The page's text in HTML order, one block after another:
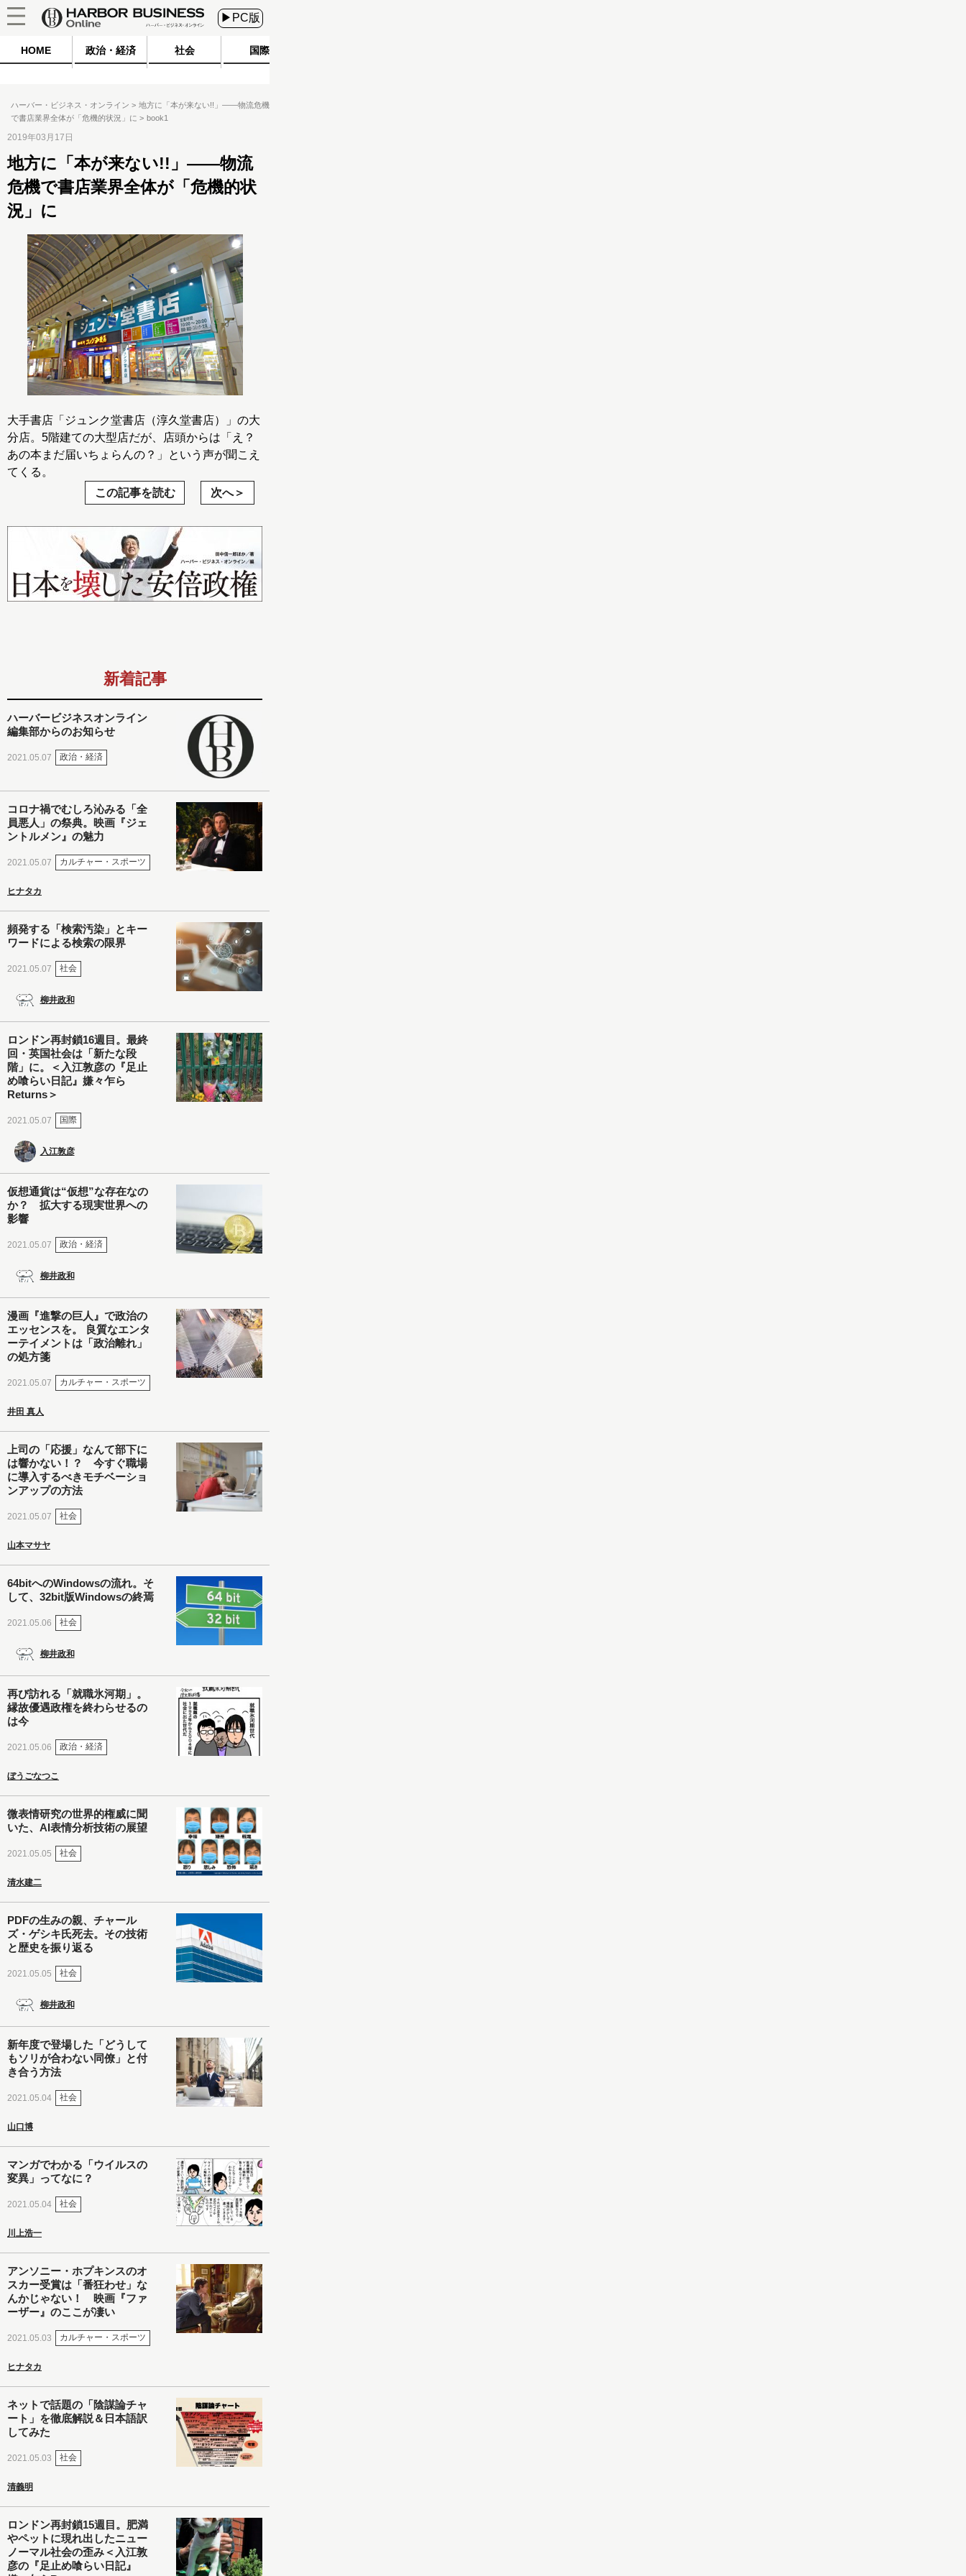
▶PC版
HOME 政治・経済 社会 国際
ハーバー・ビジネス・オンライン
地方に「本が来ない!!」――物流危機
で書店業界全体が「危機的状況」に
book1
2019年03月17日
地方に「本が来ない!!」――物流
危機で書店業界全体が「危機的状
況」に
大手書店「ジュンク堂書店（淳久堂書店）」の大
分店。5階建ての大型店だが、店頭からは「え？
あの本まだ届いちょらんの？」という声が聞こえ
てくる。
この記事を読む
次へ
新着記事
ハーバービジネスオンライン
編集部からのお知らせ
2021.05.07 政治・経済
コロナ禍でむしろ沁みる「全
員悪人」の祭典。映画『ジェ
ントルメン』の魅力
2021.05.07 カルチャー・スポーツ
ヒナタカ
頻発する「検索汚染」とキー
ワードによる検索の限界
2021.05.07 社会
柳井政和
ロンドン再封鎖16週目。最終
回・英国社会は「新たな段
階」に。＜入江敦彦の『足止
め喰らい日記』嫌々乍ら
Returns＞
2021.05.07 国際
入江敦彦
仮想通貨は“仮想”な存在なの
か？ 拡大する現実世界への
影響
2021.05.07 政治・経済
柳井政和
漫画『進撃の巨人』で政治の
エッセンスを。 良質なエンタ
ーテイメントは「政治離れ」
の処方箋
2021.05.07 カルチャー・スポーツ
井田 真人
上司の「応援」なんて部下に
は響かない！？ 今すぐ職場
に導入するべきモチベーショ
ンアップの方法
2021.05.07 社会
山本マサヤ
64bitへのWindowsの流れ。そ
して、32bit版Windowsの終焉
2021.05.06 社会
柳井政和
再び訪れる「就職氷河期」。
縁故優遇政権を終わらせるの
は今
2021.05.06 政治・経済
ぼうごなつこ
微表情研究の世界的権威に聞
いた、AI表情分析技術の展望
2021.05.05 社会
清水建二
PDFの生みの親、チャール
ズ・ゲシキ氏死去。その技術
と歴史を振り返る
2021.05.05 社会
柳井政和
新年度で登場した「どうして
もソリが合わない同僚」と付
き合う方法
2021.05.04 社会
山口博
マンガでわかる「ウイルスの
変異」ってなに？
2021.05.04 社会
川上浩一
アンソニー・ホプキンスのオ
スカー受賞は「番狂わせ」な
んかじゃない！ 映画『ファ
ーザー』のここが凄い
2021.05.03 カルチャー・スポーツ
ヒナタカ
ネットで話題の「陰謀論チャ
ート」を徹底解説＆日本語訳
してみた
2021.05.03 社会
清義明
ロンドン再封鎖15週目。肥満
やペットに現れ出したニュー
ノーマル社会の歪み＜入江敦
彦の『足止め喰らい日記』